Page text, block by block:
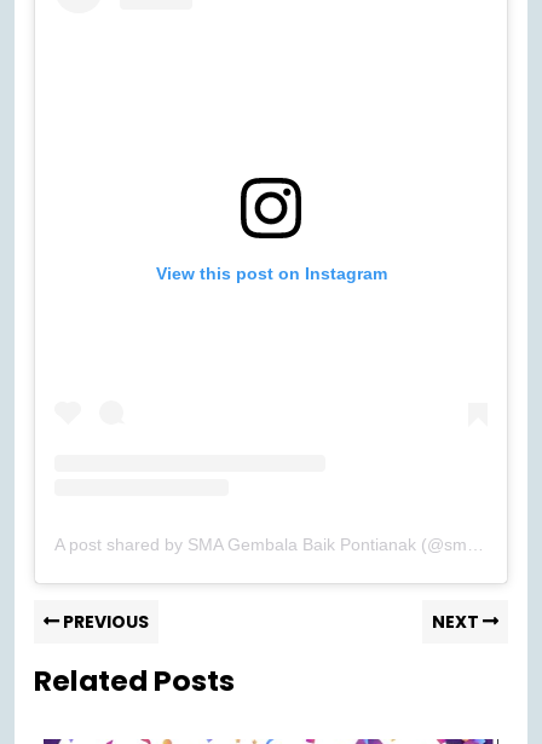
View this post on Instagram
A post shared by SMA Gembala Baik Pontianak (@smagb_pontianak)
PREVIOUS NEXT
Related Posts